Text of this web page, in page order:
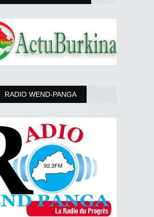
RADIO WEND-PANGA